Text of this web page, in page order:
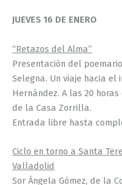
JUEVES 16 DE ENERO
“Retazos del Alma”
Presentación del
Selegna. Un viaje hacia el
Hernández. A las 20
de la Casa Zorrilla.
Entrada libre hasta
Ciclo en torno a Santa
Valladolid
Sor Ángela Gómez, de la